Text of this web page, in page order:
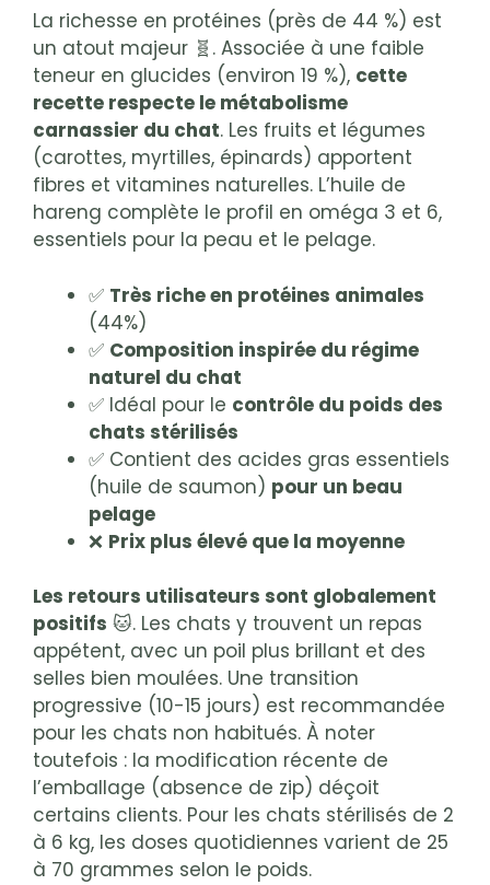
La richesse en protéines (près de 44 %) est
un atout majeur 🧬. Associée à une faible
teneur en glucides (environ 19 %), cette
recette respecte le métabolisme
carnassier du chat. Les fruits et légumes
(carottes, myrtilles, épinards) apportent
fibres et vitamines naturelles. L’huile de
hareng complète le profil en oméga 3 et 6,
essentiels pour la peau et le pelage.
✅ Très riche en protéines animales
(44%)
✅ Composition inspirée du régime
naturel du chat
✅ Idéal pour le contrôle du poids des
chats stérilisés
✅ Contient des acides gras essentiels
(huile de saumon) pour un beau
pelage
❌ Prix plus élevé que la moyenne
Les retours utilisateurs sont globalement
positifs 🐱. Les chats y trouvent un repas
appétent, avec un poil plus brillant et des
selles bien moulées. Une transition
progressive (10-15 jours) est recommandée
pour les chats non habitués. À noter
toutefois : la modification récente de
l’emballage (absence de zip) déçoit
certains clients. Pour les chats stérilisés de 2
à 6 kg, les doses quotidiennes varient de 25
à 70 grammes selon le poids.